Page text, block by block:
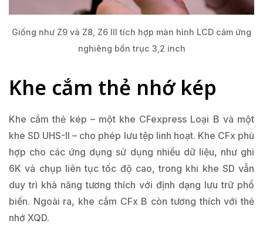
Giống như Z9 và Z8, Z6 III tích hợp màn hình LCD cảm ứng
nghiêng bốn trục 3,2 inch
Khe cắm thẻ nhớ kép
Khe cắm thẻ kép – một khe CFexpress Loại B và một
khe SD UHS-II – cho phép lưu tệp linh hoạt. Khe CFx phù
hợp cho các ứng dụng sử dụng nhiều dữ liệu, như ghi
6K và chụp liên tục tốc độ cao, trong khi khe SD vẫn
duy trì khả năng tương thích với định dạng lưu trữ phổ
biến. Ngoài ra, khe cắm CFx B còn tương thích với thẻ
nhớ XQD.